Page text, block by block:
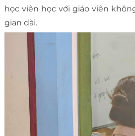
học viên học với giáo viên
gian dài.